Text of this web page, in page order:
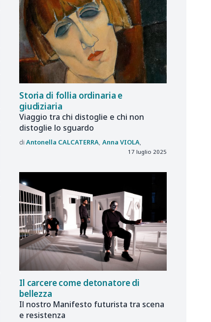
Storia di follia ordinaria e
giudiziaria
Viaggio tra chi distoglie e chi non
distoglie lo sguardo
Antonella CALCATERRA Anna VIOLA
17 luglio 2025
Il carcere come detonatore di
bellezza
Il nostro Manifesto futurista tra scena
e resistenza